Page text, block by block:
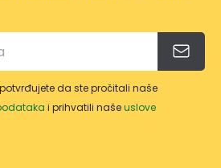
da ste pročitali naše
i prihvatili našeuslove